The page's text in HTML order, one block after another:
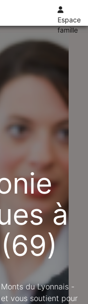
Espace
famille
à
du Lyonnais -
vous soutient pour